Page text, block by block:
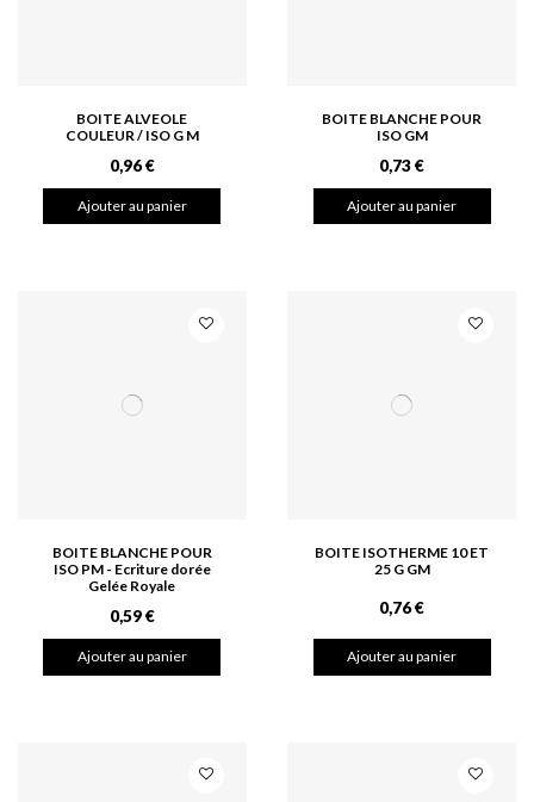
BOITE ALVEOLE
COULEUR / ISO G M
0,96 €
Ajouter au panier
BOITE BLANCHE POUR
ISO GM
0,73 €
Ajouter au panier
BOITE BLANCHE POUR
ISO PM - Ecriture dorée
Gelée Royale
0,59 €
Ajouter au panier
BOITE ISOTHERME 10 ET
25 G GM
0,76 €
Ajouter au panier